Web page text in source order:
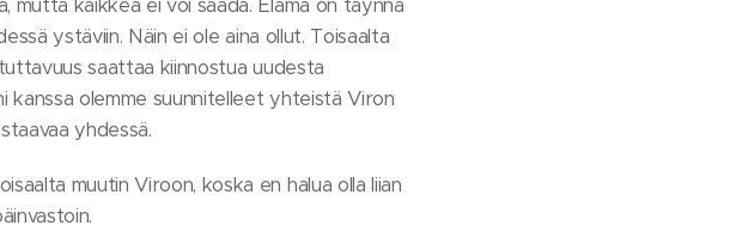
mutta kaikkea ei voi saada. Elämä on täynnä
ystäviin. Näin ei ole aina ollut. Toisaalta
saattaa kiinnostua uudesta
kanssa olemme suunnitelleet yhteistä Viron
yhdessä.
muutin Viroon, koska en halua olla liian